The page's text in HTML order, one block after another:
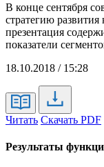
В конце сентября
стратегию
презентация
показатели
18.10.2018 / 15:28
Читать Скачать PDF
Результаты